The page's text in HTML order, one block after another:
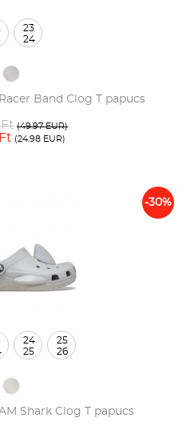
Band Clog T papucs
Ft (49.97 EUR)
(24.98 EUR)
23
24
-30%
Shark Clog T papucs
24
25
25
26